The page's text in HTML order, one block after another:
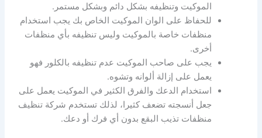
الموكيت وتنظيفه بشكل دائم وبشكل مستمر.
للحفاظ على الوان الموكيت الخاص بك يجب استخدام
منظفات خاصة بالموكيت وليس تنظيفه بأي منظفات
أخرى.
يجب على صاحب الموكيت عدم تنظيفه بالكلور فهو
يعمل على إزالة ألوانه وتشوه.
استخدام الدعك والفرق الكثير في الموكيت يعمل على
جعل أنسجته تضعف كثيرا، لذلك تستخدم شركة تنظيف
منظفات تذيب البقع بدون أي فرك أو دعك.